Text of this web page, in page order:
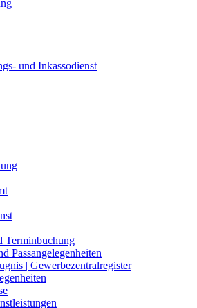
und Inkassodienst
Terminbuchung
Passangelegenheiten
| Gewerbezentralregister